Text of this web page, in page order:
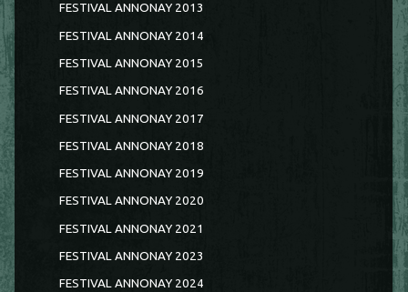
FESTIVAL ANNONAY 2013
FESTIVAL ANNONAY 2014
FESTIVAL ANNONAY 2015
FESTIVAL ANNONAY 2016
FESTIVAL ANNONAY 2017
FESTIVAL ANNONAY 2018
FESTIVAL ANNONAY 2019
FESTIVAL ANNONAY 2020
FESTIVAL ANNONAY 2021
FESTIVAL ANNONAY 2023
FESTIVAL ANNONAY 2024